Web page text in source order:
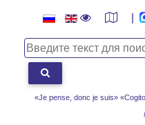
«Je pense, donc je suis»